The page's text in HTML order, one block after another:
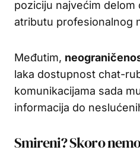
poziciju najvećim delom
atributu profesionalnog
Međutim,
laka dostupnost chat-
komunikacijama sada
informacija do
Smireni? Skoro